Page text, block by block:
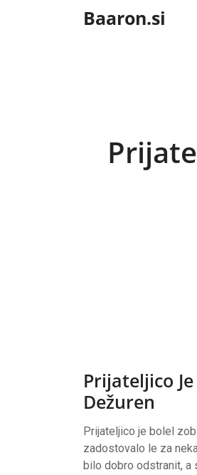
Baaron.si
Prijateljico
Dežuren
Prijateljico je bolel
zadostovalo le za
bilo dobro odstranit, a